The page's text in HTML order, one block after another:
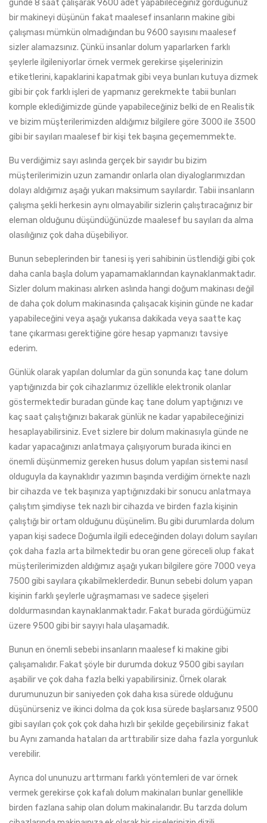
günde 8 saat çalışarak 9600 adet yapabileceğiniz gördüğünüz
bir makineyi düşünün fakat maalesef insanların makine gibi
çalışması mümkün olmadığından bu 9600 sayısını maalesef
sizler alamazsınız. Çünkü insanlar dolum yaparlarken farklı
şeylerle ilgileniyorlar örnek vermek gerekirse şişelerinizin
etiketlerini, kapaklarini kapatmak gibi veya bunları kutuya dizmek
gibi bir çok farklı işleri de yapmanız gerekmekte tabii bunları
komple eklediğimizde günde yapabileceğiniz belki de en Realistik
ve bizim müşterilerimizden aldığımız bilgilere göre 3000 ile 3500
gibi bir sayıları maalesef bir kişi tek başına geçememmekte.
Bu verdiğimiz sayı aslında gerçek bir sayıdır bu bizim
müşterilerimizin uzun zamandır onlarla olan diyaloglarımızdan
dolayı aldığımız aşağı yukarı maksimum sayılardır. Tabii insanların
çalışma şekli herkesin aynı olmayabilir sizlerin çalıştıracağınız bir
eleman olduğunu düşündüğünüzde maalesef bu sayıları da alma
olasılığınız çok daha düşebiliyor.
Bunun sebeplerinden bir tanesi iş yeri sahibinin üstlendiği gibi çok
daha canla başla dolum yapamamaklarından kaynaklanmaktadır.
Sizler dolum makinası alırken aslında hangi doğum makinası değil
de daha çok dolum makinasında çalışacak kişinin günde ne kadar
yapabileceğini veya aşağı yukarısa dakikada veya saatte kaç
tane çıkarması gerektiğine göre hesap yapmanızı tavsiye
ederim.
Günlük olarak yapılan dolumlar da gün sonunda kaç tane dolum
yaptığınızda bir çok cihazlarımız özellikle elektronik olanlar
göstermektedir buradan günde kaç tane dolum yaptığınızı ve
kaç saat çalıştığınızı bakarak günlük ne kadar yapabileceğinizi
hesaplayabilirsiniz. Evet sizlere bir dolum makinasıyla günde ne
kadar yapacağınızı anlatmaya çalışıyorum burada ikinci en
önemli düşünmemiz gereken husus dolum yapılan sistemi nasıl
olduguyla da kaynaklıdır yazımın başında verdiğim örnekte nazlı
bir cihazda ve tek başınıza yaptığınızdaki bir sonucu anlatmaya
çalıştım şimdiyse tek nazlı bir cihazda ve birden fazla kişinin
çalıştığı bir ortam olduğunu düşünelim. Bu gibi durumlarda dolum
yapan kişi sadece Doğumla ilgili edeceğinden dolayı dolum sayıları
çok daha fazla arta bilmektedir bu oran gene göreceli olup fakat
müşterilerimizden aldığımız aşağı yukarı bilgilere göre 7000 veya
7500 gibi sayılara çıkabilmeklerdedir. Bunun sebebi dolum yapan
kişinin farklı şeylerle uğraşmaması ve sadece şişeleri
doldurmasından kaynaklanmaktadır. Fakat burada gördüğümüz
üzere 9500 gibi bir sayıyı hala ulaşamadık.
Bunun en önemli sebebi insanların maalesef ki makine gibi
çalışamalıdır. Fakat şöyle bir durumda dokuz 9500 gibi sayıları
aşabilir ve çok daha fazla belki yapabilirsiniz. Örnek olarak
durumunuzun bir saniyeden çok daha kısa sürede olduğunu
düşünürseniz ve ikinci dolma da çok kısa sürede başlarsanız 9500
gibi sayıları çok çok çok daha hızlı bir şekilde geçebilirsiniz fakat
bu Aynı zamanda hataları da arttırabilir size daha fazla yorgunluk
verebilir.
Ayrıca dol ununuzu arttırmanı farklı yöntemleri de var örnek
vermek gerekirse çok kafalı dolum makinaları bunlar genellikle
birden fazlana sahip olan dolum makinalarıdır. Bu tarzda dolum